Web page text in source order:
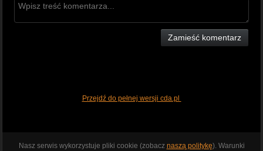
Zamieść komentarz
Przejdź do pełnej wersji cda.pl
Nasz serwis wykorzystuje pliki cookie (zobacz naszą politykę). Warunki